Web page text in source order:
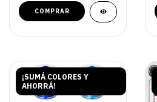
¡SUMÁ COLORES Y
AHORRÁ!